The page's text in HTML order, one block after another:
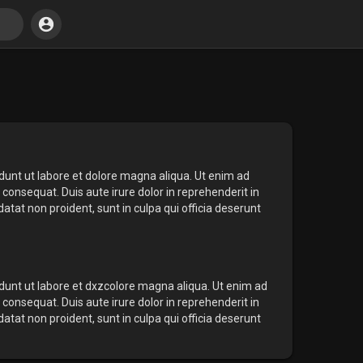
ut labore et dolore magna aliqua. Ut enim ad
Duis aute irure dolor in reprehenderit in
non proident, sunt in culpa qui officia deserunt
ut labore et dxzcolore magna aliqua. Ut enim ad
Duis aute irure dolor in reprehenderit in
non proident, sunt in culpa qui officia deserunt